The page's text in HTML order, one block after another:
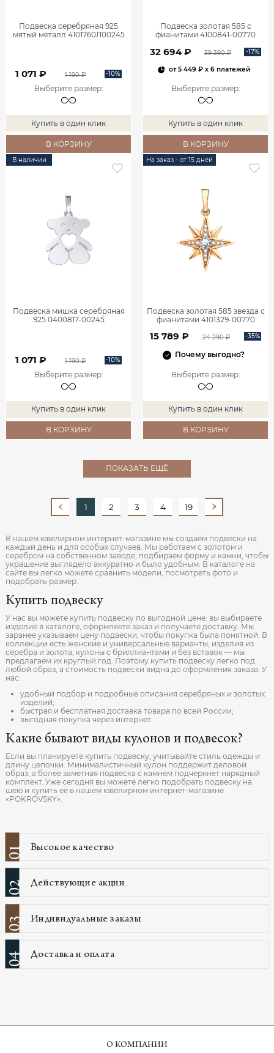
Подвеска серебряная 925
мятый металл 4101760Л00245
1 071 ₽ 1 190 ₽ -10%
Выберите размер:
Купить в один клик
В КОРЗИНУ
Подвеска золотая 585 с
фианитами 4100841-00770
32 694 ₽ 39 390 ₽ -17%
от5 449 ₽x 6 платежей
Выберите размер:
Купить в один клик
В КОРЗИНУ
В наличии
Подвеска мишка серебряная
925 0400817-00245
1 071 ₽ 1 190 ₽ -10%
Выберите размер:
Купить в один клик
В КОРЗИНУ
На заказ - от 15 дней
Подвеска золотая 585 звезда с
фианитами 4101329-00770
15 789 ₽ 24 290 ₽ -35%
Почему выгодно?
Выберите размер:
Купить в один клик
В КОРЗИНУ
ПОКАЗАТЬ ЕЩЁ
1 2 3 4 19
В нашем ювелирном интернет‑магазине мы создаём подвески на
каждый день и для особых случаев. Мы работаем с золотом и
серебром на собственном заводе, подбираем форму и камни, чтобы
украшение выглядело аккуратно и было удобным. В каталоге на
сайте вы легко можете сравнить модели, посмотреть фото и
подобрать размер.
Купить подвеску
У нас вы можете купить подвеску по выгодной цене: вы выбираете
изделие в каталоге, оформляете заказ и получаете доставку. Мы
заранее указываем цену подвески, чтобы покупка была понятной. В
коллекции есть женские и универсальные варианты, изделия из
серебра и золота, кулоны с бриллиантами и без вставок — мы
предлагаем их круглый год. Поэтому купить подвеску легко под
любой образ, а стоимость подвески видна до оформления заказа. У
нас:
удобный подбор и подробные описания серебряных и золотых
изделий;
быстрая и бесплатная доставка товара по всей России;
выгодная покупка через интернет.
Какие бывают виды кулонов и подвесок?
Если вы планируете купить подвеску, учитывайте стиль одежды и
длину цепочки. Минималистичный кулон поддержит деловой
образ, а более заметная подвеска с камнем подчеркнет нарядный
комплект. Уже сегодня вы можете легко подобрать подвеску на
шею и купить её в нашем ювелирном интернет‑магазине
«POKROVSKY».
01 Высокое качество
02 Действующие акции
03 Индивидуальные заказы
04 Доставка и оплата
О КОМПАНИИ